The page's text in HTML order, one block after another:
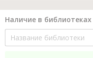
Наличие в библиотеках